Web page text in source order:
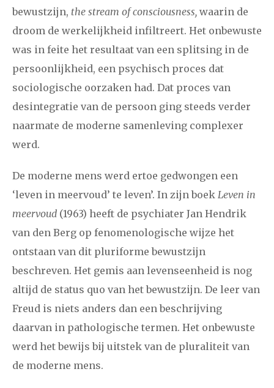
bewustzijn, the stream of consciousness, waarin de
droom de werkelijkheid infiltreert. Het onbewuste
was in feite het resultaat van een splitsing in de
persoonlijkheid, een psychisch proces dat
sociologische oorzaken had. Dat proces van
desintegratie van de persoon ging steeds verder
naarmate de moderne samenleving complexer
werd.
De moderne mens werd ertoe gedwongen een
‘leven in meervoud’ te leven’. In zijn boek Leven in
meervoud (1963) heeft de psychiater Jan Hendrik
van den Berg op fenomenologische wijze het
ontstaan van dit pluriforme bewustzijn
beschreven. Het gemis aan levenseenheid is nog
altijd de status quo van het bewustzijn. De leer van
Freud is niets anders dan een beschrijving
daarvan in pathologische termen. Het onbewuste
werd het bewijs bij uitstek van de pluraliteit van
de moderne mens.